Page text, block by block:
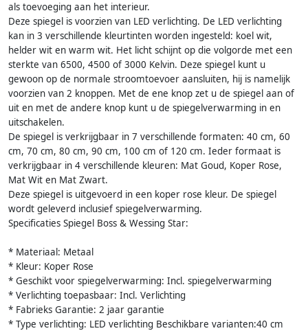
als toevoeging aan het interieur.
Deze spiegel is voorzien van LED verlichting. De LED verlichting
kan in 3 verschillende kleurtinten worden ingesteld: koel wit,
helder wit en warm wit. Het licht schijnt op die volgorde met een
sterkte van 6500, 4500 of 3000 Kelvin. Deze spiegel kunt u
gewoon op de normale stroomtoevoer aansluiten, hij is namelijk
voorzien van 2 knoppen. Met de ene knop zet u de spiegel aan of
uit en met de andere knop kunt u de spiegelverwarming in en
uitschakelen.
De spiegel is verkrijgbaar in 7 verschillende formaten: 40 cm, 60
cm, 70 cm, 80 cm, 90 cm, 100 cm of 120 cm. Ieder formaat is
verkrijgbaar in 4 verschillende kleuren: Mat Goud, Koper Rose,
Mat Wit en Mat Zwart.
Deze spiegel is uitgevoerd in een koper rose kleur. De spiegel
wordt geleverd inclusief spiegelverwarming.
Specificaties Spiegel Boss & Wessing Star:
* Materiaal: Metaal
* Kleur: Koper Rose
* Geschikt voor spiegelverwarming: Incl. spiegelverwarming
* Verlichting toepasbaar: Incl. Verlichting
* Fabrieks Garantie: 2 jaar garantie
* Type verlichting: LED verlichting Beschikbare varianten:40 cm